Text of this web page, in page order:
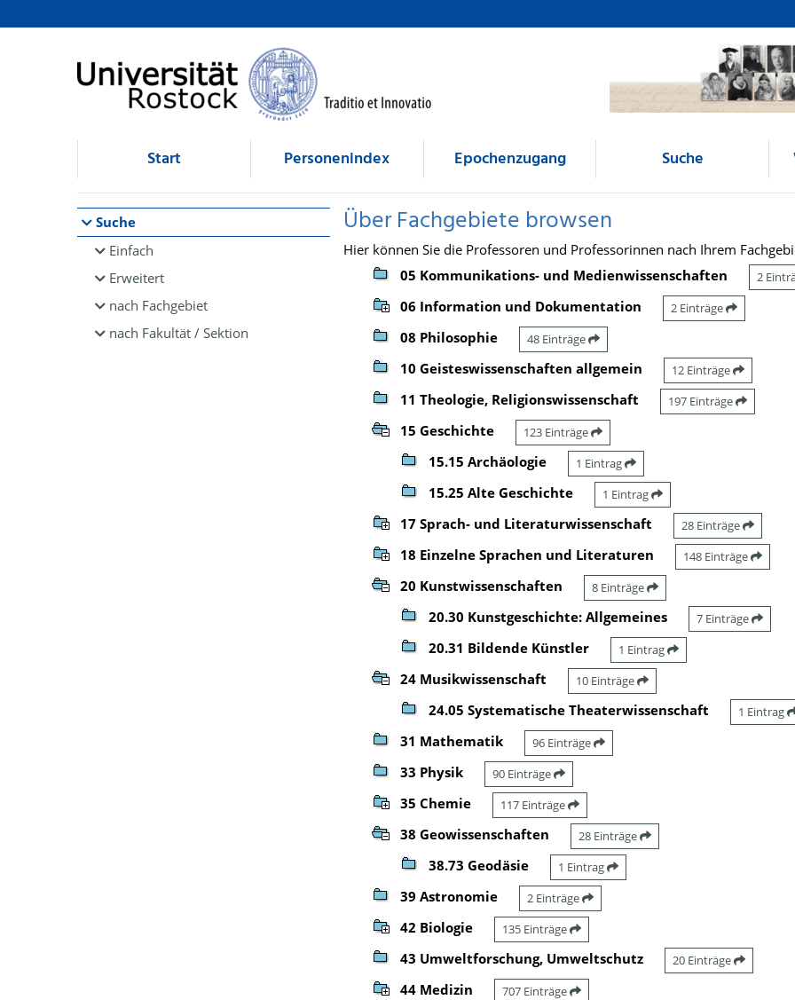
Browsen
direkt zum Inhalt
Start Personenindex Epochenzugang Suche
Suche
Einfach
Erweitert
nach Fachgebiet
nach Fakultät / Sektion
Über Fachgebiete browsen
Hier können Sie die Professoren und Professorinnen nach Ihrem
05 Kommunikations- und Medienwissenschaften
2
06 Information und Dokumentation 2 Einträge
08 Philosophie 48 Einträge
10 Geisteswissenschaften allgemein 12 Einträge
11 Theologie, Religionswissenschaft 197 Einträge
15 Geschichte 123 Einträge
15.15 Archäologie 1 Eintrag
15.25 Alte Geschichte 1 Eintrag
17 Sprach- und Literaturwissenschaft 28 Einträge
18 Einzelne Sprachen und Literaturen 148 Einträge
20 Kunstwissenschaften 8 Einträge
20.30 Kunstgeschichte: Allgemeines 7 Einträge
20.31 Bildende Künstler 1 Eintrag
24 Musikwissenschaft 10 Einträge
24.05 Systematische Theaterwissenschaft 1 Eintrag
31 Mathematik 96 Einträge
33 Physik 90 Einträge
35 Chemie 117 Einträge
38 Geowissenschaften 28 Einträge
38.73 Geodäsie 1 Eintrag
39 Astronomie 2 Einträge
42 Biologie 135 Einträge
43 Umweltforschung, Umweltschutz 20 Einträge
44 Medizin 707 Einträge